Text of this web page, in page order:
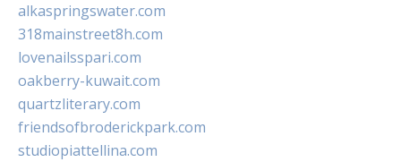
alkaspringswater.com
318mainstreet8h.com
lovenailsspari.com
oakberry-kuwait.com
quartzliterary.com
friendsofbroderickpark.com
studiopiattellina.com